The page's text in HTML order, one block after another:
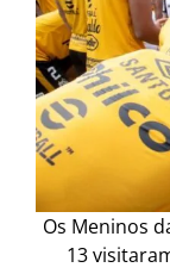
Os Meninos
13